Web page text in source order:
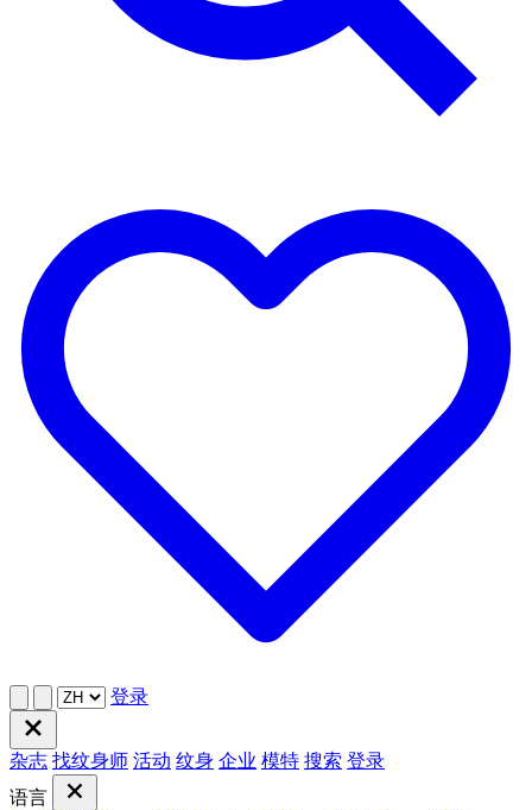
登录
杂志 找纹身师 活动 纹身 企业 模特 搜索 登录
语言